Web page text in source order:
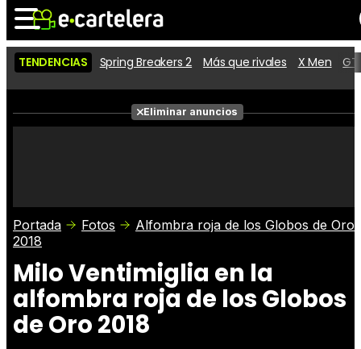
Noticias Cartelera
Películas
Críticas
Entradas
TENDENCIAS Spring Breakers 2 Más que rivales X Men
Eliminar anuncios
Portada Fotos
Alfombra roja de los Globos de Oro
2018
Milo Ventimiglia en la
alfombra roja de los Globos
de Oro 2018